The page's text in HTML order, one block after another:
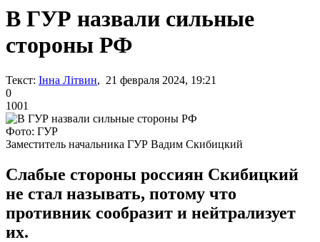
В ГУР назвали сильные
стороны РФ
Текст: Інна Літвин, 21 февраля 2024, 19:21
0
1001
Фото: ГУР
Заместитель начальника ГУР Вадим Скибицкий
Слабые стороны россиян Скибицкий
не стал называть, потому что
противник сообразит и нейтрализует
их.